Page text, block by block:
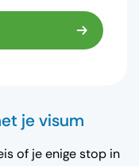
je visum
of je enige stop in